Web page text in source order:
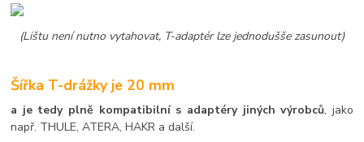
(Lištu není nutno vytahovat, T-adaptér lze jednodušše zasunout)
Šířka T-drážky je 20 mm
a je tedy plně kompatibilní s adaptéry jiných výrobců, jako
např. THULE, ATERA, HAKR a další.